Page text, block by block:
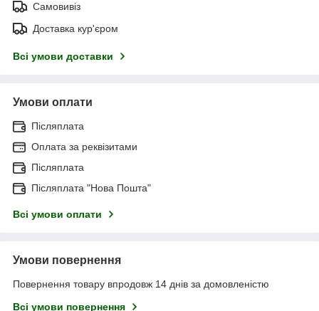
Самовивіз
Доставка кур'єром
Всі умови доставки
Умови оплати
Післяплата
Оплата за реквізитами
Післяплата
Післяплата "Нова Пошта"
Всі умови оплати
Умови повернення
Повернення товару впродовж 14 днів за домовленістю
Всі умови повернення